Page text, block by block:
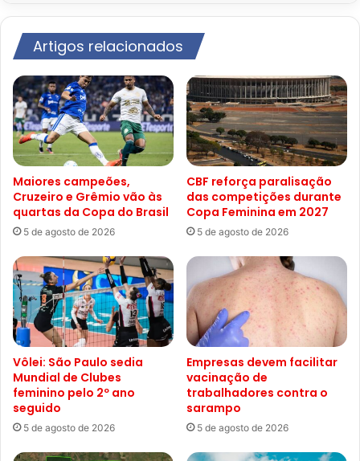
Artigos relacionados
Maiores campeões,
Cruzeiro e Grêmio vão às
quartas da Copa do Brasil
5 de agosto de 2026
CBF reforça paralisação
das competições durante
Copa Feminina em 2027
5 de agosto de 2026
Vôlei: São Paulo sedia
Mundial de Clubes
feminino pelo 2º ano
seguido
5 de agosto de 2026
Empresas devem facilitar
vacinação de
trabalhadores contra o
sarampo
5 de agosto de 2026